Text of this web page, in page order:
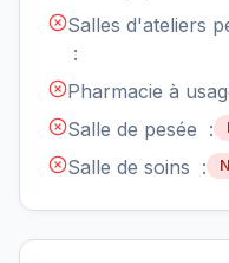
Salles d'ateliers
:
Pharmacie à
Salle de pesée :
Salle de soins :